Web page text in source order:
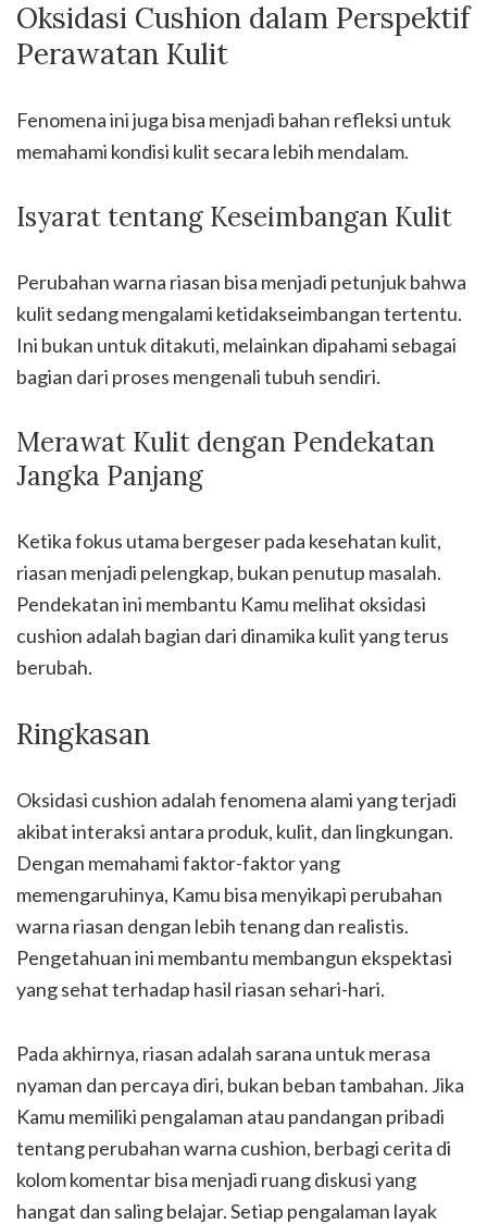
Oksidasi Cushion dalam Perspektif
Perawatan Kulit
Fenomena ini juga bisa menjadi bahan refleksi untuk
memahami kondisi kulit secara lebih mendalam.
Isyarat tentang Keseimbangan Kulit
Perubahan warna riasan bisa menjadi petunjuk bahwa
kulit sedang mengalami ketidakseimbangan tertentu.
Ini bukan untuk ditakuti, melainkan dipahami sebagai
bagian dari proses mengenali tubuh sendiri.
Merawat Kulit dengan Pendekatan
Jangka Panjang
Ketika fokus utama bergeser pada kesehatan kulit,
riasan menjadi pelengkap, bukan penutup masalah.
Pendekatan ini membantu Kamu melihat oksidasi
cushion adalah bagian dari dinamika kulit yang terus
berubah.
Ringkasan
Oksidasi cushion adalah fenomena alami yang terjadi
akibat interaksi antara produk, kulit, dan lingkungan.
Dengan memahami faktor-faktor yang
memengaruhinya, Kamu bisa menyikapi perubahan
warna riasan dengan lebih tenang dan realistis.
Pengetahuan ini membantu membangun ekspektasi
yang sehat terhadap hasil riasan sehari-hari.
Pada akhirnya, riasan adalah sarana untuk merasa
nyaman dan percaya diri, bukan beban tambahan. Jika
Kamu memiliki pengalaman atau pandangan pribadi
tentang perubahan warna cushion, berbagi cerita di
kolom komentar bisa menjadi ruang diskusi yang
hangat dan saling belajar. Setiap pengalaman layak